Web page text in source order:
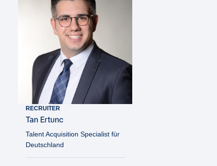
RECRUITER
Tan Ertunc
Talent Acquisition Specialist für
Deutschland